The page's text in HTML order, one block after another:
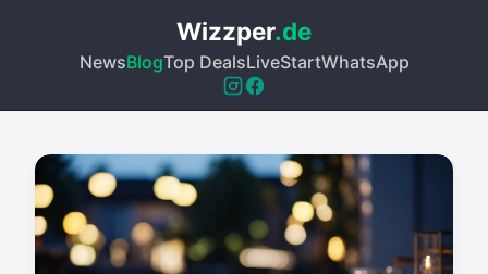
Wizzper.de
NewsBlogTop DealsLiveStartWhatsApp